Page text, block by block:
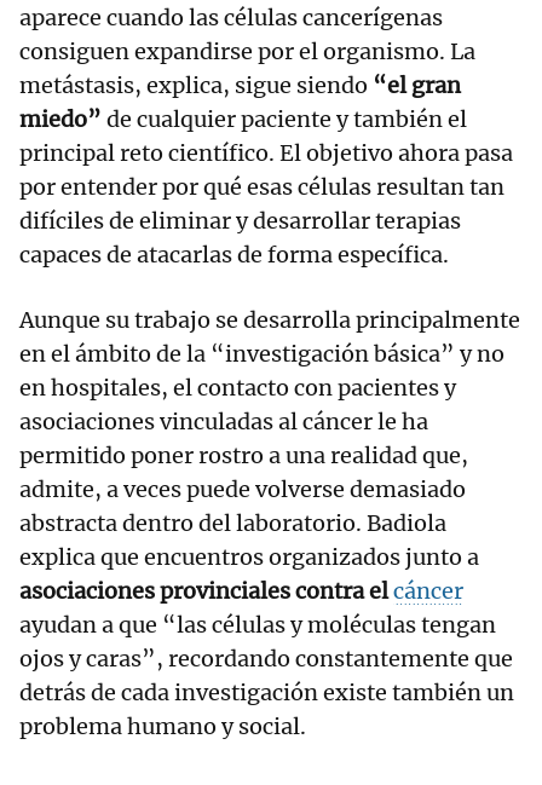
aparece cuando las células cancerígenas
consiguen expandirse por el organismo. La
metástasis, explica, sigue siendo “el gran
miedo” de cualquier paciente y también el
principal reto científico. El objetivo ahora pasa
por entender por qué esas células resultan tan
difíciles de eliminar y desarrollar terapias
capaces de atacarlas de forma específica.
Aunque su trabajo se desarrolla principalmente
en el ámbito de la “investigación básica” y no
en hospitales, el contacto con pacientes y
asociaciones vinculadas al cáncer le ha
permitido poner rostro a una realidad que,
admite, a veces puede volverse demasiado
abstracta dentro del laboratorio. Badiola
explica que encuentros organizados junto a
asociaciones provinciales contra elcáncer
ayudan a que “las células y moléculas tengan
ojos y caras”, recordando constantemente que
detrás de cada investigación existe también un
problema humano y social.